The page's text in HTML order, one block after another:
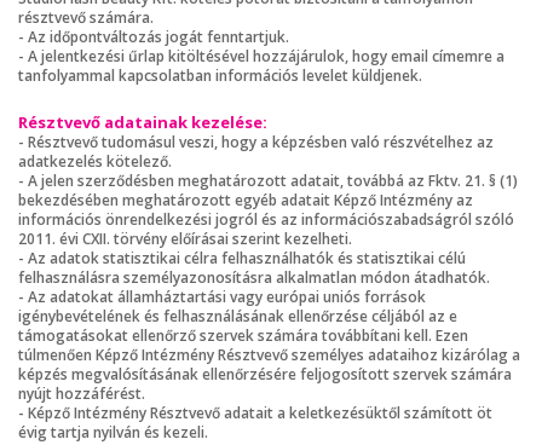
résztvevő számára.
- Az időpontváltozás jogát fenntartjuk.
- A jelentkezési űrlap kitöltésével hozzájárulok, hogy email címemre a
tanfolyammal kapcsolatban információs levelet küldjenek.
Résztvevő adatainak kezelése:
- Résztvevő tudomásul veszi, hogy a képzésben való részvételhez az
adatkezelés kötelező.
- A jelen szerződésben meghatározott adatait, továbbá az Fktv. 21. § (1)
bekezdésében meghatározott egyéb adatait Képző Intézmény az
információs önrendelkezési jogról és az információszabadságról szóló
2011. évi CXII. törvény előírásai szerint kezelheti.
- Az adatok statisztikai célra felhasználhatók és statisztikai célú
felhasználásra személyazonosításra alkalmatlan módon átadhatók.
- Az adatokat államháztartási vagy európai uniós források
igénybevételének és felhasználásának ellenőrzése céljából az e
támogatásokat ellenőrző szervek számára továbbítani kell. Ezen
túlmenően Képző Intézmény Résztvevő személyes adataihoz kizárólag a
képzés megvalósításának ellenőrzésére feljogosított szervek számára
nyújt hozzáférést.
- Képző Intézmény Résztvevő adatait a keletkezésüktől számított öt
évig tartja nyilván és kezeli.